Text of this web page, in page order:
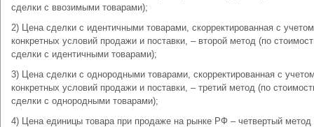
сделки с ввозимыми товарами);
2) Цена сделки с идентичными товарами, скорректированная с учетом
конкретных условий продажи и поставки, – второй метод (по
сделки с идентичными товарами);
3) Цена сделки с однородными товарами, скорректированная с
конкретных условий продажи и поставки, – третий метод (по
сделки с однородными товарами);
4) Цена единицы товара при продаже на рынке РФ – четвертый метод